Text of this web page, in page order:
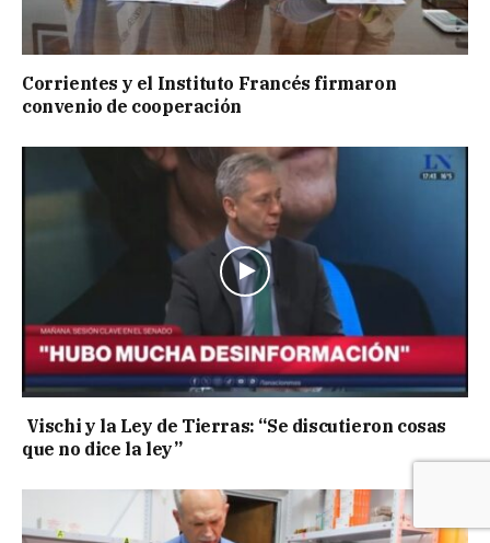
Corrientes y el Instituto Francés firmaron
convenio de cooperación
Vischi y la Ley de Tierras: “Se discutieron cosas
que no dice la ley”